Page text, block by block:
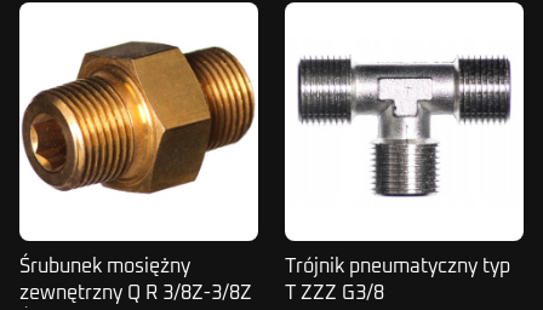
Śrubunek mosiężny
zewnętrzny Q R 3/8Z-3/8Z
Trójnik pneumatyczny typ
T ZZZ G3/8